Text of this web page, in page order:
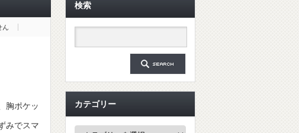
ん
胸ポケッ
みでスマ
検索
カテゴリー
カ